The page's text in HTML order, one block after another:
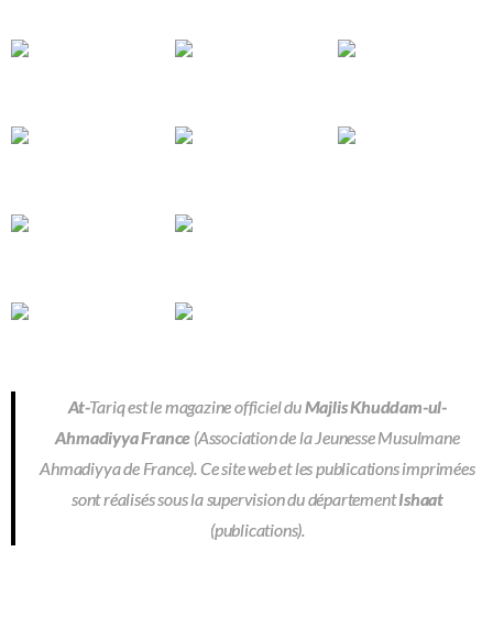
At-Tariq est le magazine officiel duMajlis Khuddam-ul-
Ahmadiyya France (Association de la Jeunesse Musulmane
Ahmadiyya de France). Ce site web et les publications imprimées
sont réalisés sous la supervision du départementIshaat
(publications).